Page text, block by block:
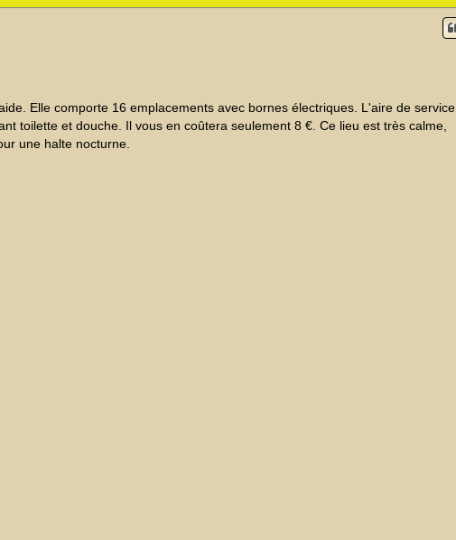
Elle comporte 16 emplacements avec bornes électriques. L'aire de service
toilette et douche. Il vous en coûtera seulement 8 €. Ce lieu est très calme,
une halte nocturne.